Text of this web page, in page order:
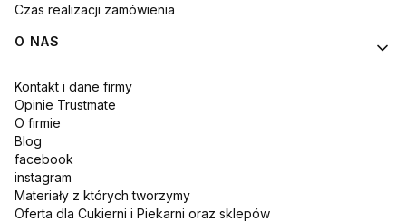
Czas realizacji zamówienia
O NAS
Kontakt i dane firmy
Opinie Trustmate
O firmie
Blog
facebook
instagram
Materiały z których tworzymy
Oferta dla Cukierni i Piekarni oraz sklepów